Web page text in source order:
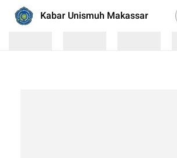
Kabar Unismuh Makassar